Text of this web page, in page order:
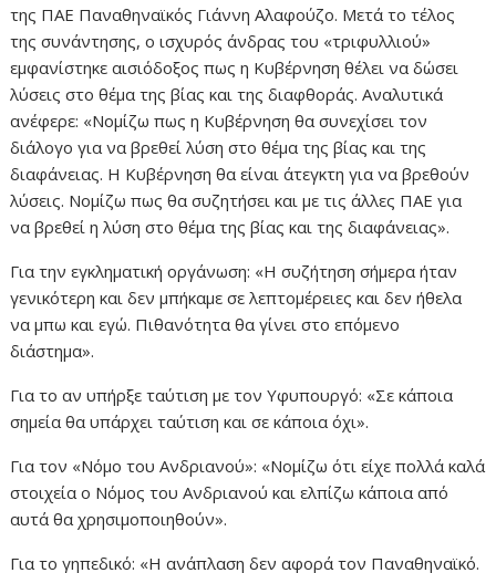
της ΠΑΕ Παναθηναϊκός Γιάννη Αλαφούζο. Μετά το τέλος
της συνάντησης, ο ισχυρός άνδρας του «τριφυλλιού»
εμφανίστηκε αισιόδοξος πως η Κυβέρνηση θέλει να δώσει
λύσεις στο θέμα της βίας και της διαφθοράς. Αναλυτικά
ανέφερε: «Νομίζω πως η Κυβέρνηση θα συνεχίσει τον
διάλογο για να βρεθεί λύση στο θέμα της βίας και της
διαφάνειας. Η Κυβέρνηση θα είναι άτεγκτη για να βρεθούν
λύσεις. Νομίζω πως θα συζητήσει και με τις άλλες ΠΑΕ για
να βρεθεί η λύση στο θέμα της βίας και της διαφάνειας».
Για την εγκληματική οργάνωση: «Η συζήτηση σήμερα ήταν
γενικότερη και δεν μπήκαμε σε λεπτομέρειες και δεν ήθελα
να μπω και εγώ. Πιθανότητα θα γίνει στο επόμενο
διάστημα».
Για το αν υπήρξε ταύτιση με τον Υφυπουργό: «Σε κάποια
σημεία θα υπάρχει ταύτιση και σε κάποια όχι».
Για τον «Νόμο του Ανδριανού»: «Νομίζω ότι είχε πολλά καλά
στοιχεία ο Νόμος του Ανδριανού και ελπίζω κάποια από
αυτά θα χρησιμοποιηθούν».
Για το γηπεδικό: «Η ανάπλαση δεν αφορά τον Παναθηναϊκό.